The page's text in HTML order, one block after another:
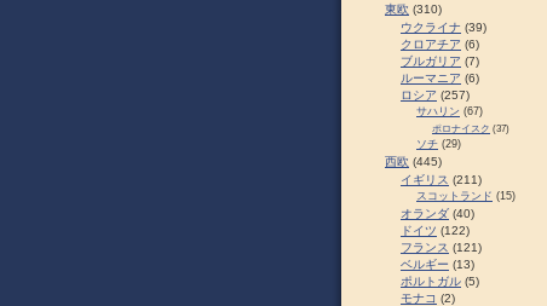
東欧 (310)
ウクライナ (39)
クロアチア (6)
ブルガリア (7)
ルーマニア (6)
ロシア (257)
サハリン (67)
ポロナイスク (37)
ソチ (29)
西欧 (445)
イギリス (211)
スコットランド (15)
オランダ (40)
ドイツ (122)
フランス (121)
ベルギー (13)
ポルトガル (5)
モナコ (2)